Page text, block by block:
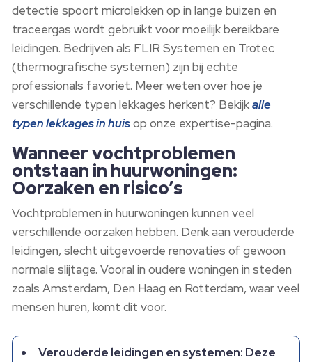
detectie spoort microlekken op in lange buizen en
traceergas wordt gebruikt voor moeilijk bereikbare
leidingen. Bedrijven als FLIR Systemen en Trotec
(thermografische systemen) zijn bij echte
professionals favoriet. Meer weten over hoe je
verschillende typen lekkages herkent? Bekijkalle
typen lekkages in huisop onze expertise-pagina.
Wanneer vochtproblemen
ontstaan in huurwoningen:
Oorzaken en risico’s
Vochtproblemen in huurwoningen kunnen veel
verschillende oorzaken hebben. Denk aan verouderde
leidingen, slecht uitgevoerde renovaties of gewoon
normale slijtage. Vooral in oudere woningen in steden
zoals Amsterdam, Den Haag en Rotterdam, waar veel
mensen huren, komt dit voor.
Verouderde leidingen en systemen: Deze